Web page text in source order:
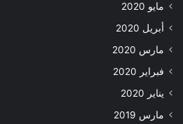
مايو 2020
أبريل 2020
مارس 2020
فبراير 2020
يناير 2020
مارس 2019